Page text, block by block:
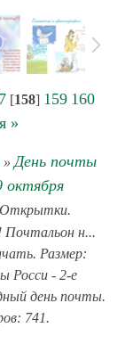
[158] 159 160
»
» День почты
октября
Почтальон н...
Размер:
Росси - 2-е
день почты.
741.